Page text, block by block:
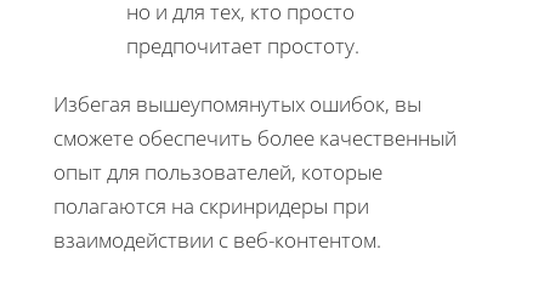
но и для тех, кто просто
предпочитает простоту.
Избегая вышеупомянутых ошибок, вы
сможете обеспечить более качественный
опыт для пользователей, которые
полагаются на скринридеры при
взаимодействии с веб-контентом.